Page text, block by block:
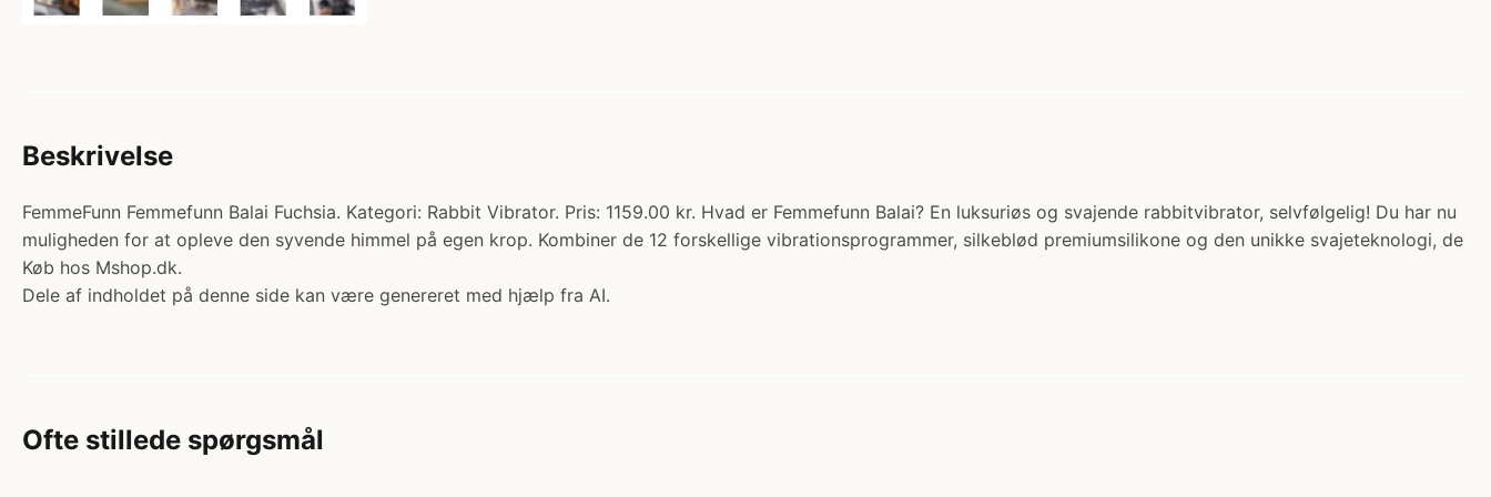
Beskrivelse
FemmeFunn Femmefunn Balai Fuchsia. Kategori: Rabbit Vibrator. Pris: 1159.00 kr. Hvad er Femmefunn Balai? En luksuriøs og svajende rabbitvibrator, selvfølgelig! Du har nu
muligheden for at opleve den syvende himmel på egen krop. Kombiner de 12 forskellige vibrationsprogrammer, silkeblød premiumsilikone og den unikke svajeteknologi, de
Køb hos Mshop.dk.
Dele af indholdet på denne side kan være genereret med hjælp fra AI.
Ofte stillede spørgsmål